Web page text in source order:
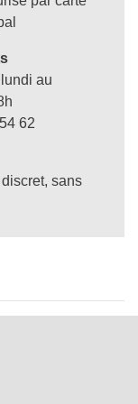
au
62
sans